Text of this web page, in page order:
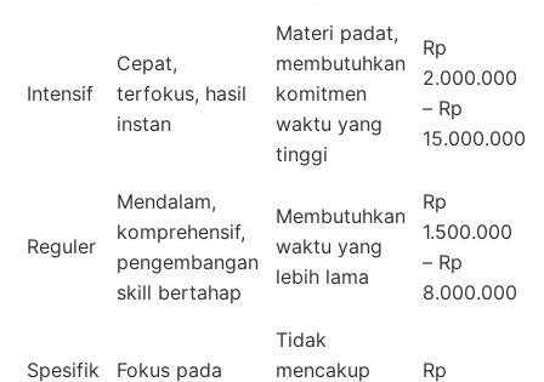
Intensif
Cepat,
terfokus, hasil
instan
Materi padat,
membutuhkan
komitmen
waktu yang
tinggi
Rp
2.000.000
– Rp
15.000.000
Reguler
Mendalam,
komprehensif,
pengembangan
skill bertahap
Membutuhkan
waktu yang
lebih lama
Rp
1.500.000
– Rp
8.000.000
Spesifik
Fokus pada
Tidak
mencakup
Rp